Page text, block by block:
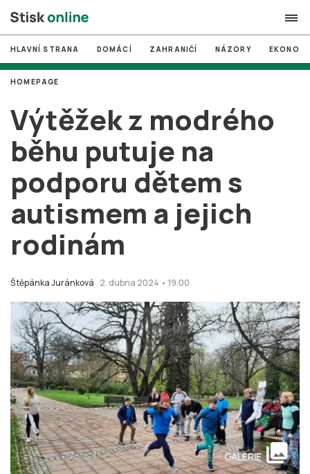
search
# MUNI
# Brno
# volby
login PŘIHLÁSIT SE
Zapomněli jste heslo?
HLAVNÍ STRANA DOMÁCÍ ZAHRANIČÍ NÁZORY
Výtěžek z modrého
běhu putuje na
podporu dětem s
autismem a jejich
rodinám
Štěpánka Juránková 2. dubna 2024 • 19:00
HOMEPAGE
GALERIE collections